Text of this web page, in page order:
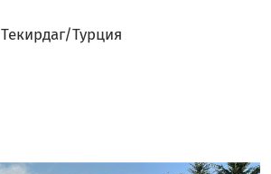
Текирдаг/Турция